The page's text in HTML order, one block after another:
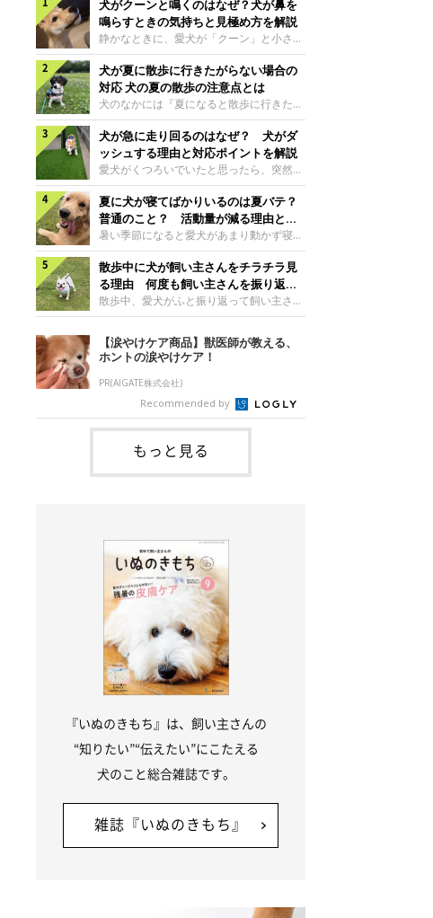
犬がクーンと鳴くのはなぜ？犬が鼻を
鳴らすときの気持ちと見極め方を解説
静かなときに、愛犬が「クーン」と小さく
鳴いたり、鼻を鳴らすような音を出したり
することはありませんか？ 大きく吠える
わけではない分、「不安なの？それとも何
かお願いしているの？」と気になる飼い主
さんもいるかもしれません。今回は、犬が
クーンと鳴く理由や鼻鳴らしの背景、見極
め方と対応のポイントなどについて、いぬ
のきもち獣医師相談室の原 駿太朗先生に
伺いました。クーンと鳴くのはどんな気持
ち？いぬのきもち投稿写真ギャラリー犬が
クーンと小さく鳴くときは、何らかの感情
を伝えようとしている場合があると考えら
れています。大
犬が夏に散歩に行きたがらない場合の
対応 犬の夏の散歩の注意点とは
犬のなかには『夏になると散歩に行きたが
らない、歩かなくなる』『暑い季節は散歩
の気配を察すると涼しい部屋から出ようと
しない』など散歩に行きたがらないコもい
るようです。愛犬の運動をさせてあげたい
のに、散歩に行きたがらない。このような
場合はどう対応すればよいのでしょうか？
「愛犬が夏に散歩に行きたがらない場合の
対応」について、いぬのきもち獣医師相談
室の白山さとこ先生に聞きました。Q.夏に
犬の散歩に行くときの注意点は？ いぬの
きもち投稿写真ギャラリーーー夏に愛犬と
散歩に行くときは、どのようなことに注意
をするとよい
犬が急に走り回るのはなぜ？ 犬がダ
ッシュする理由と対応ポイントを解説
愛犬がくつろいでいたと思ったら、突然部
屋の中を走り回り始める――そんな様子に
驚いたことはありませんか？ 急な動きに
「何が起きているの？」と戸惑う飼い主さ
んも多いでしょう。落ち着いていたはずな
のに、急にスイッチが入ったように見える
と不安になることもあります。今回は、犬
が急に走り回る理由や見極め方などについ
て、いぬのきもち獣医師相談室の岡本りさ
先生に伺いました。犬が急に走り回るのは
ラリー犬が突然走り回る行動は、必ずしも
珍しいものではないと考えられています。
体にたまったエ
夏に犬が寝てばかりいるのは夏バテ？
普通のこと？ 活動量が減る理由と対
策とは
暑い季節になると愛犬があまり動かず寝て
ばかりだと感じる飼い主さんはいません
か？その様子に、愛犬が夏バテで疲れてい
るのか、元気がないのかなど不安に感じる
方もいるのではないかと思います。 で
は、犬が寝てばかりいるときに対処が必要
かを見極める方法はあるのでしょうか？
「犬の活動量が夏に減る理由と対策」につ
いて、いぬのきもち獣医師相談室の山口み
き先生に話を聞きました。Q. 夏に犬の活
動量が減る理由は？ いぬのきもち投稿写
真ギャラリーーー夏に愛犬の活動量が減る
と感じる飼い主さんもいるようです。理由
としてどのようなこ
散歩中に犬が飼い主さんをチラチラ見
る理由 何度も飼い主さんを振り返る
のはなぜ？
散歩中、愛犬がふと振り返って飼い主さん
の様子を確認する…そんな場面に心当たり
はありませんか？ 何度もチラチラ見られ
ると、「何か気になることがあるの？」
「ちゃんと歩けているかな」と不安になる
ことがあるかもしれません。愛犬が歩きな
がら飼い主さんを振り返るしぐさには、ど
んな気持ちが隠れているのでしょうか。今
回は、犬が散歩中に飼い主さんを確認する
理由や注意すべきサインの見極めかた、対
応のポイントなどについて、いぬのきもち
獣医師相談室の原 駿太朗先生に伺いまし
【涙やけケア商品】獣医師が教える、
ホントの涙やけケア！
PR(AIGATE株式会社)
Recommended by
もっと見る
『いぬのきもち』は、飼い主さんの
“知りたい”“伝えたい”にこたえる
犬のこと総合雑誌です。
雑誌『いぬのきもち』